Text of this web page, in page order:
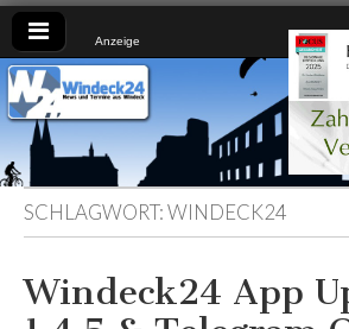
Anzeige
Nachrichten
aus dem
Ländchen
für das
Ländchen
SCHLAGWORT:WINDECK24
Windeck24 App